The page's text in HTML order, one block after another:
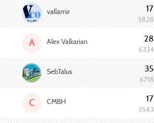
vallamir 17
3828
A Alex Valkarian 28
6324
SebTalus 35
6718
C CMBH 17
3543